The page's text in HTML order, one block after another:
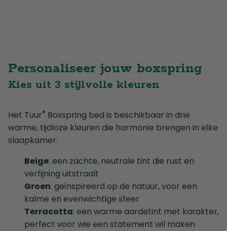
Personaliseer jouw boxspring
Kies uit 3 stijlvolle kleuren
Het Tuur® Boxspring bed is beschikbaar in drie
warme, tijdloze kleuren die harmonie brengen in elke
slaapkamer:
Beige: een zachte, neutrale tint die rust en
verfijning uitstraalt
Groen: geïnspireerd op de natuur, voor een
kalme en evenwichtige sfeer
Terracotta: een warme aardetint met karakter,
perfect voor wie een statement wil maken